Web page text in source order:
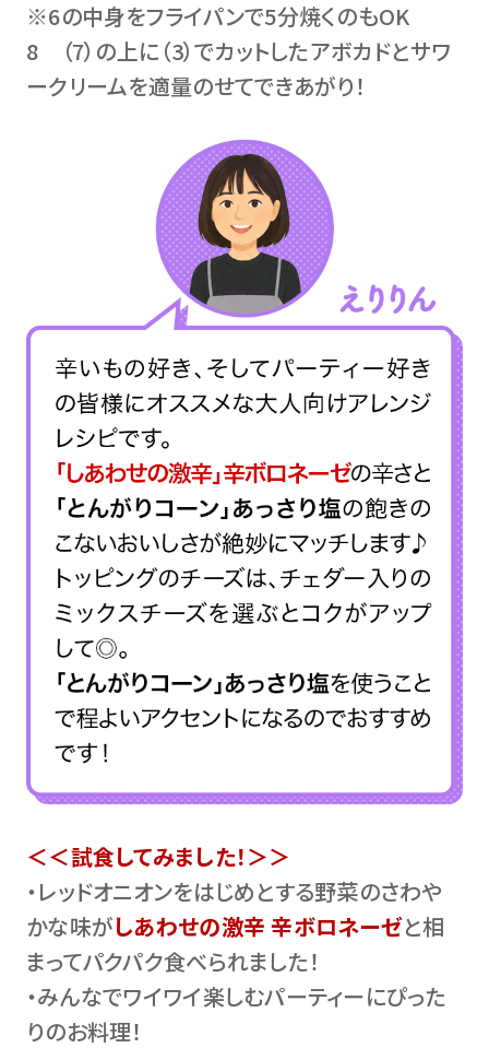
※6の中身をフライパンで5分焼くのもOK
8 （7）の上に（3）でカットしたアボカドとサワ
ークリームを適量のせてできあがり！
＜＜試食してみました！＞＞
・レッドオニオンをはじめとする野菜のさわや
かな味がしあわせの激辛 辛ボロネーゼと相
まってパクパク食べられました！
・みんなでワイワイ楽しむパーティーにぴった
りのお料理！